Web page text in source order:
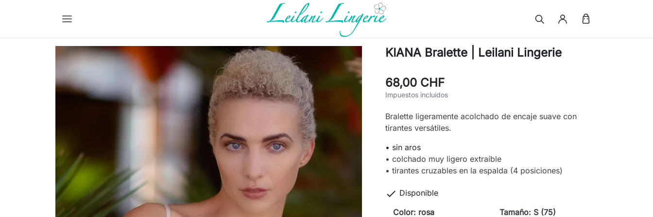
KIANA Bralette | Leilani Lingerie
68,00 CHF
Impuestos incluidos
Bralette ligeramente acolchado de encaje suave con
tirantes versátiles.
• sin aros
• colchado muy ligero extraíble
• tirantes cruzables en la espalda (4 posiciones)
 Disponible
Color: rosa
Tamaño: S (75)